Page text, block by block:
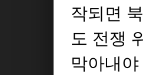
작되면
도 전쟁
막아내